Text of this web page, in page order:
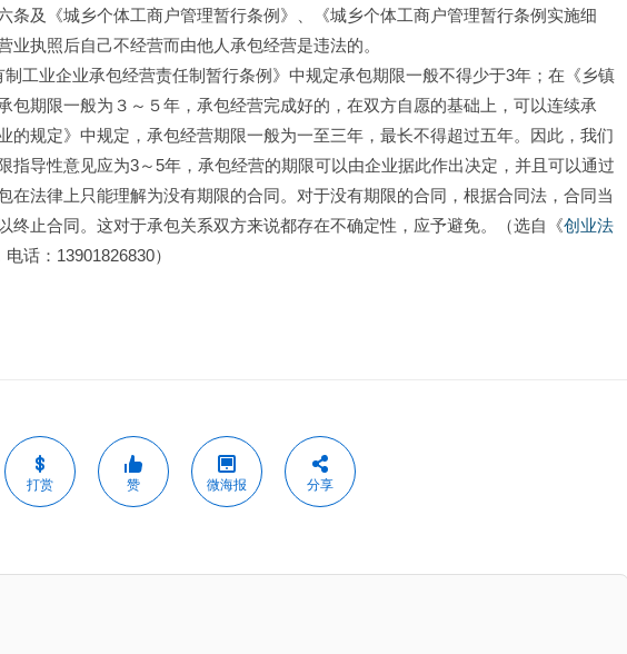
条及《城乡个体工商户管理暂行条例》、《城乡个体工商户管理暂行条例实施细
业执照后自己不经营而由他人承包经营是违法的。
工业企业承包经营责任制暂行条例》中规定承包期限一般不得少于3年；在《乡镇
包期限一般为３～５年，承包经营完成好的，在双方自愿的基础上，可以连续承
的规定》中规定，承包经营期限一般为一至三年，最长不得超过五年。因此，我们
指导性意见应为3～5年，承包经营的期限可以由企业据此作出决定，并且可以通过
在法律上只能理解为没有期限的合同。对于没有期限的合同，根据合同法，合同当
终止合同。这对于承包关系双方来说都存在不确定性，应予避免。（选自《创业法
电话：13901826830）
打赏 赞 微海报 分享